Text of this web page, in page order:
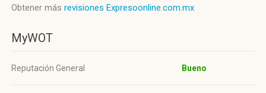
Obtener más revisiones Expresoonline.com.mx
MyWOT
Reputación General Bueno